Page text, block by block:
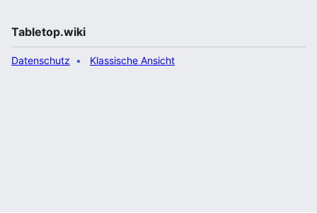
Tabletop.wiki
Datenschutz Klassische Ansicht